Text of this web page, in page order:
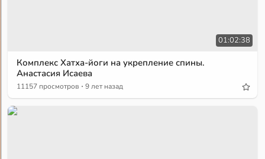
01:02:38
Комплекс Хатха-йоги на укрепление спины.
Анастасия Исаева
11157 просмотров · 9 лет назад